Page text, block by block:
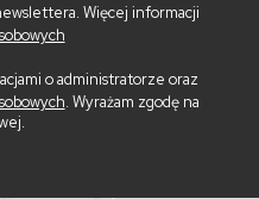
Więcej informacji
o administratorze oraz
. Wyrażam zgodę na